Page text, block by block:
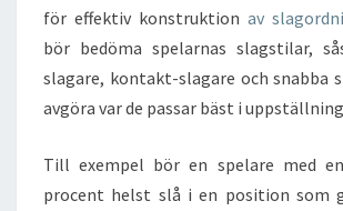
för effektiv konstruktion av
bör bedöma spelarnas slagstilar,
slagare, kontakt-slagare och snabba
avgöra var de passar bäst i
Till exempel bör en spelare med
procent helst slå i en position som